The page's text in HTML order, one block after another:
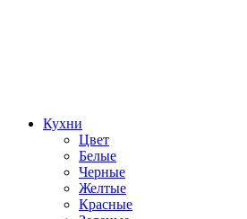
Кухни
Цвет
Белые
Черные
Желтые
Красные